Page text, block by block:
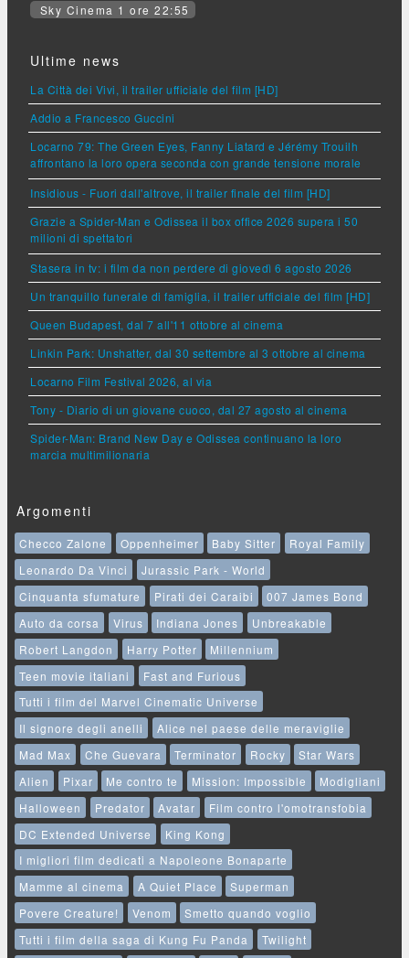
Sky Cinema 1 ore 22:55
Ultime news
La Città dei Vivi, il trailer ufficiale del film [HD]
Addio a Francesco Guccini
Locarno 79: The Green Eyes, Fanny Liatard e Jérémy Trouilh
affrontano la loro opera seconda con grande tensione morale
Insidious - Fuori dall'altrove, il trailer finale del film [HD]
Grazie a Spider-Man e Odissea il box office 2026 supera i 50
milioni di spettatori
Stasera in tv: i film da non perdere di giovedì 6 agosto 2026
Un tranquillo funerale di famiglia, il trailer ufficiale del film [HD]
Queen Budapest, dal 7 all'11 ottobre al cinema
Linkin Park: Unshatter, dal 30 settembre al 3 ottobre al cinema
Locarno Film Festival 2026, al via
Tony - Diario di un giovane cuoco, dal 27 agosto al cinema
Spider-Man: Brand New Day e Odissea continuano la loro
marcia multimilionaria
Argomenti
Checco Zalone Oppenheimer Baby Sitter
Royal Family
Leonardo Da Vinci
Jurassic Park - World
Cinquanta sfumature
Pirati dei Caraibi
007 James Bond
Auto da corsa
Virus Indiana Jones
Unbreakable
Robert Langdon
Harry Potter
Millennium
Teen movie italiani
Fast and Furious
Tutti i film del Marvel Cinematic Universe
Il signore degli anelli
Alice nel paese delle meraviglie
Mad Max
Che Guevara Terminator Rocky
Star Wars
Alien
Pixar Me contro te Mission: Impossible
Modigliani
Halloween
Predator Avatar
Film contro l'omotransfobia
DC Extended Universe
King Kong
I migliori film dedicati a Napoleone Bonaparte
Mamme al cinema
A Quiet Place
Superman
Povere Creature!
Venom
Smetto quando voglio
Tutti i film della saga di Kung Fu Panda
Twilight